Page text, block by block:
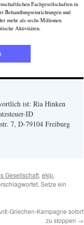
Fachgesellschaften in
Behandlungseinrichtungen und
mehr als sechs Millionen
Aktivitäten.
ist: Ria Hinken
ID
7, D-79104 Freiburg
Gesellschaft, ekip,
Setze ein
Griechen-Kampagne sofort
zu stoppen →